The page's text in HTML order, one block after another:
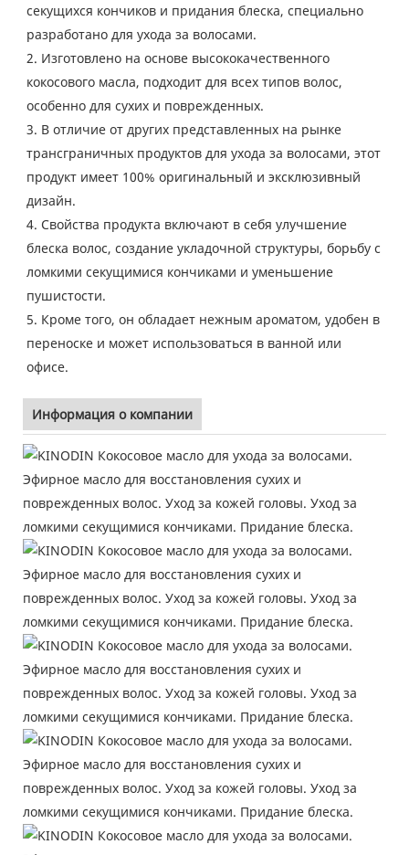
секущихся кончиков и придания блеска, специально
разработано для ухода за волосами.
2. Изготовлено на основе высококачественного
кокосового масла, подходит для всех типов волос,
особенно для сухих и поврежденных.
3. В отличие от других представленных на рынке
трансграничных продуктов для ухода за волосами, этот
продукт имеет 100% оригинальный и эксклюзивный
дизайн.
4. Свойства продукта включают в себя улучшение
блеска волос, создание укладочной структуры, борьбу с
ломкими секущимися кончиками и уменьшение
пушистости.
5. Кроме того, он обладает нежным ароматом, удобен в
переноске и может использоваться в ванной или
офисе.
Информация о компании